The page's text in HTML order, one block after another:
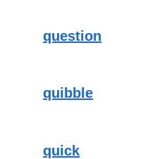
question
quibble
quick